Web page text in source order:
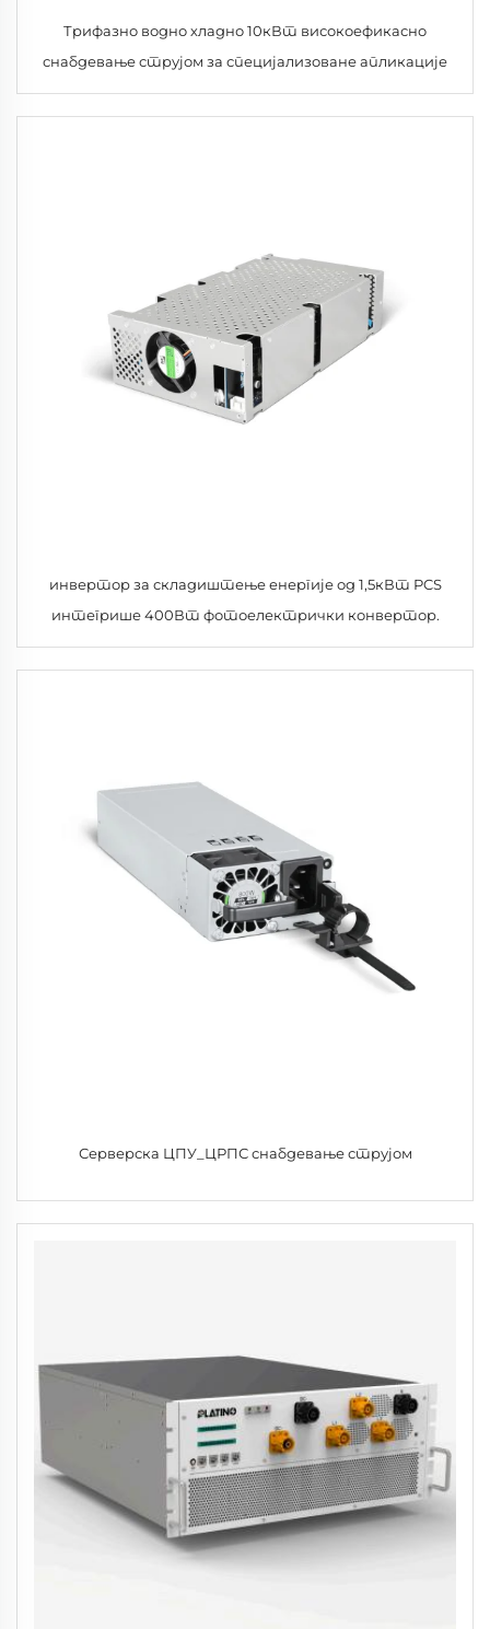
Трифазно водно хладно 10кВт високоефикасно
снабдевање струјом за специјализоване апликације
инвертор за складиштење енергије од 1,5кВт PCS
интегрише 400Вт фотоелектрички конвертор.
Серверска ЦПУ_ЦРПС снабдевање струјом